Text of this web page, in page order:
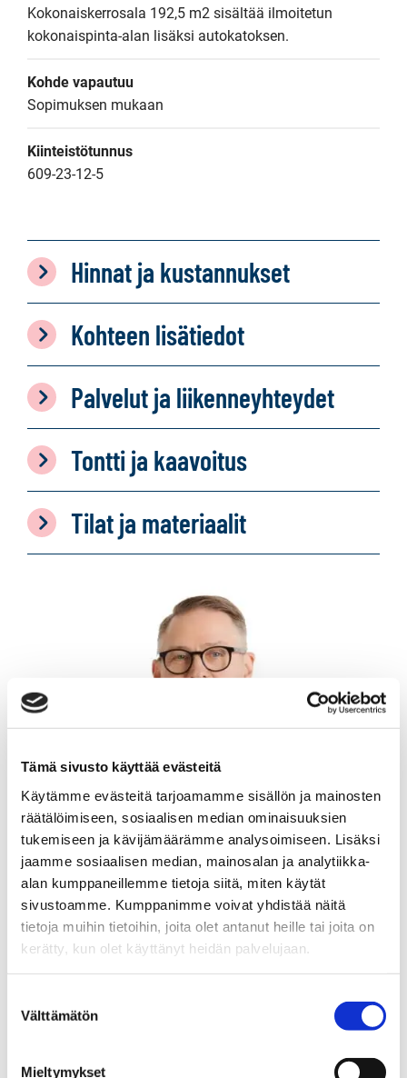
Tämä sivusto käyttää evästeitä
Käytämme evästeitä tarjoamamme sisällön ja mainosten
räätälöimiseen, sosiaalisen median ominaisuuksien
tukemiseen ja kävijämäärämme analysoimiseen. Lisäksi
jaamme sosiaalisen median, mainosalan ja analytiikka-
alan kumppaneillemme tietoja siitä, miten käytät
sivustoamme. Kumppanimme voivat yhdistää näitä
tietoja muihin tietoihin, joita olet antanut heille tai joita on
kerätty, kun olet käyttänyt heidän palvelujaan.
valinta
Välttämätön
Mieltymykset
Kokonaiskerrosala 192,5 m2 sisältää ilmoitetun
kokonaispinta-alan lisäksi autokatoksen.
Kohde vapautuu
Sopimuksen mukaan
Kiinteistötunnus
609-23-12-5
Hinnat ja kustannukset
Kohteen lisätiedot
Palvelut ja liikenneyhteydet
Tontti ja kaavoitus
Tilat ja materiaalit
TIMO HOKKANEN